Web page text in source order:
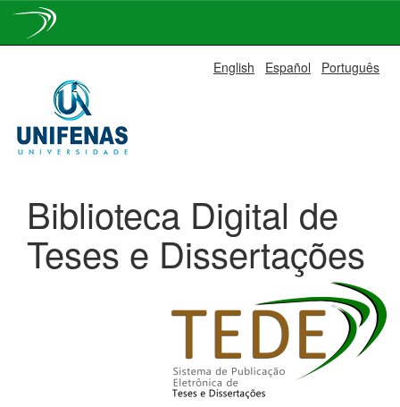
navigation
English Español Português
Biblioteca Digital de
Teses e Dissertações